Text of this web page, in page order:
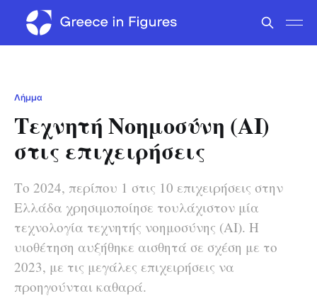
Λήμμα
Τεχνητή Νοημοσύνη (ΑΙ)
στις επιχειρήσεις
Το 2024, περίπου 1 στις 10 επιχειρήσεις στην
Ελλάδα χρησιμοποίησε τουλάχιστον μία
τεχνολογία τεχνητής νοημοσύνης (ΑΙ). Η
υιοθέτηση αυξήθηκε αισθητά σε σχέση με το
2023, με τις μεγάλες επιχειρήσεις να
προηγούνται καθαρά.